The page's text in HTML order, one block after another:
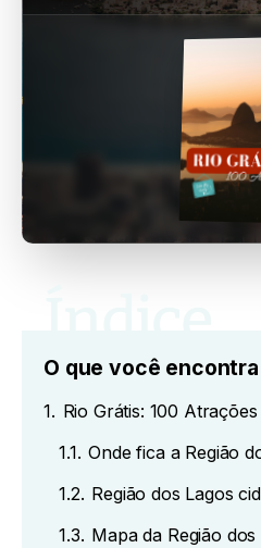
O que você
1. Rio Grátis: 100 Atrações
1.1. Onde fica a Região
1.2. Região dos Lagos
1.3. Mapa da Região